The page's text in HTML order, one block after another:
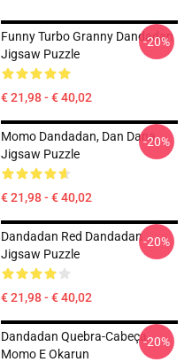
Funny Turbo Granny Dandadan
Jigsaw Puzzle
€ 21,98 - € 40,02
-20%
Momo Dandadan, Dan Dana
Jigsaw Puzzle
€ 21,98 - € 40,02
-20%
Dandadan Red Dandadan
Jigsaw Puzzle
€ 21,98 - € 40,02
-20%
Dandadan Quebra-Cabeça
Momo E Okarun
-20%